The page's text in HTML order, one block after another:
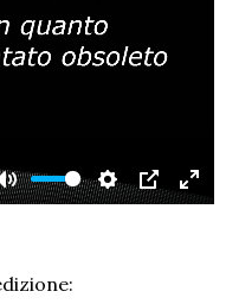
MUTE SETTINGS
PIP